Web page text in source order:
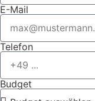
E-Mail
Telefon
Budget